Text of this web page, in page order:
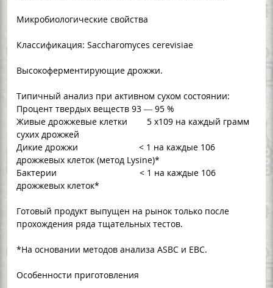
Микробиологические свойства
Классификация: Saccharomyces cerevisiae
Высокоферментирующие дрожжи.
Типичный анализ при активном сухом состоянии:
Процент твердых веществ 93 — 95 %
Живые дрожжевые клетки 5 x109 на каждый грамм
сухих дрожжей
Дикие дрожжи < 1 на каждые 106
дрожжевых клеток (метод Lysine)*
Бактерии < 1 на каждые 106
дрожжевых клеток*
Готовый продукт выпущен на рынок только после
прохождения ряда тщательных тестов.
*На основании методов анализа ASBC и EBC.
Особенности приготовления